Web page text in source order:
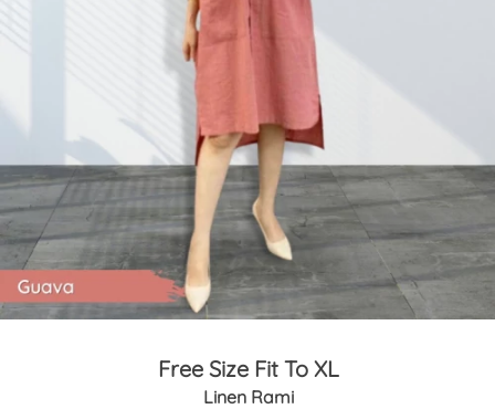
Free Size Fit To XL
Linen Rami